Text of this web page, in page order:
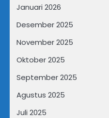
Januari 2026
Desember 2025
November 2025
Oktober 2025
September 2025
Agustus 2025
Juli 2025